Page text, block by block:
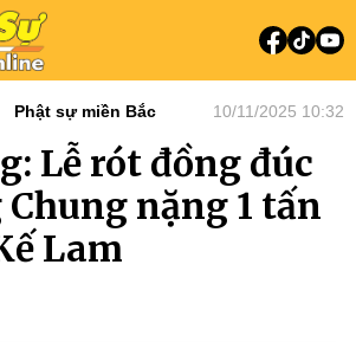
Phật sự miền Bắc 10/11/2025 10:32
Lễ rót đồng đúc
nặng 1 tấn
Lam